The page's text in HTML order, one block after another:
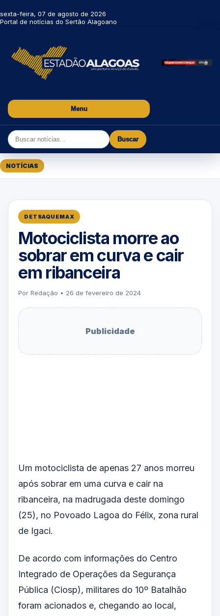
sexta-feira, 07 de agosto de 2026
Portal de notícias do Sertão Alagoano
Menu
Buscar
NOTÍCIAS
DETSAQUEMAX
Motociclista morre ao
sobrar em curva e cair
em ribanceira
Por Redação • 26 de fevereiro de 2024
Publicidade
Um motociclista de apenas 27 anos morreu
após sobrar em uma curva e cair na
ribanceira, na madrugada deste domingo
(25), no Povoado Lagoa do Félix, zona rural
de Igaci.
De acordo com informações do Centro
Integrado de Operações da Segurança
Pública (Ciosp), militares do 10º Batalhão
foram acionados e, chegando ao local,